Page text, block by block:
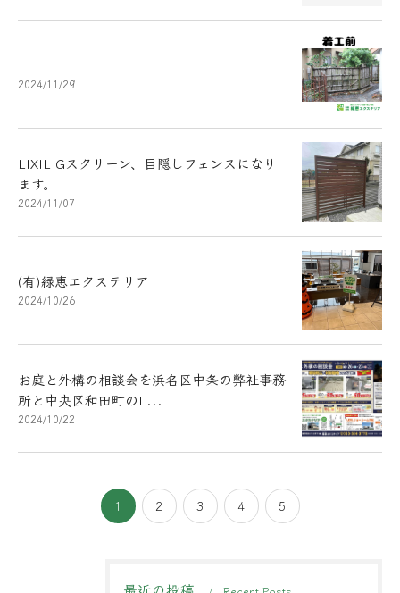
2024/11/29
LIXIL Gスクリーン、目隠しフェンスになり
ます。
2024/11/07
(有)緑恵エクステリア
2024/10/26
お庭と外構の相談会を浜名区中条の弊社事務
所と中央区和田町のL...
2024/10/22
1 2 3 4 5